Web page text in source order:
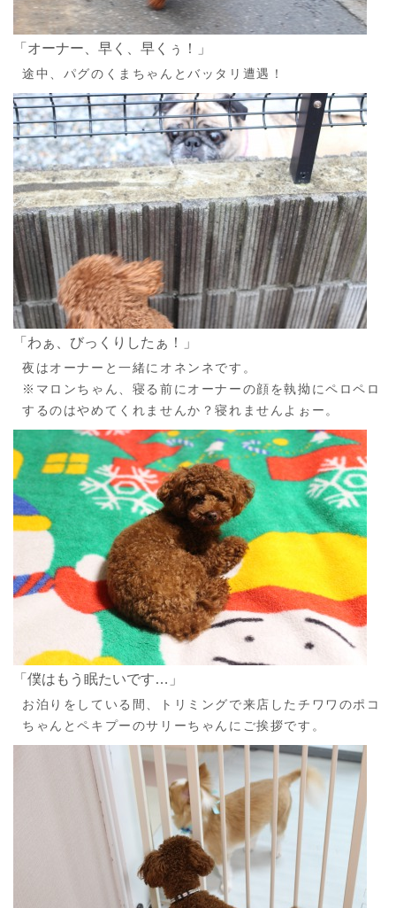
「オーナー、早く、早くぅ！」
途中、パグのくまちゃんとバッタリ遭遇！
「わぁ、びっくりしたぁ！」
夜はオーナーと一緒にオネンネです。
※マロンちゃん、寝る前にオーナーの顔を執拗にペロペロ
するのはやめてくれませんか？寝れませんよぉー。
「僕はもう眠たいです…」
お泊りをしている間、トリミングで来店したチワワのポコ
ちゃんとペキプーのサリーちゃんにご挨拶です。